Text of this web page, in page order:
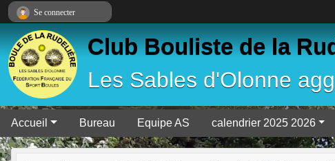
Club Bouliste de la
Les Sables d'Olonne
Accueil Bureau Equipe AS calendrier 2025 2026
Se connecter
Panneau de gestion des cookies